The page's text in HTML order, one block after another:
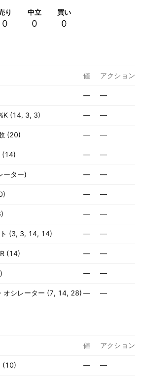
り
0
中立
0
買い
0
値 アクション
— —
(14, 3, 3) — —
(20) — —
(14) — —
ーター) — —
— —
— —
ト (3, 3, 14, 14) — —
(14) — —
— —
オシレーター (7, 14, 28) — —
値 アクション
(10) — —